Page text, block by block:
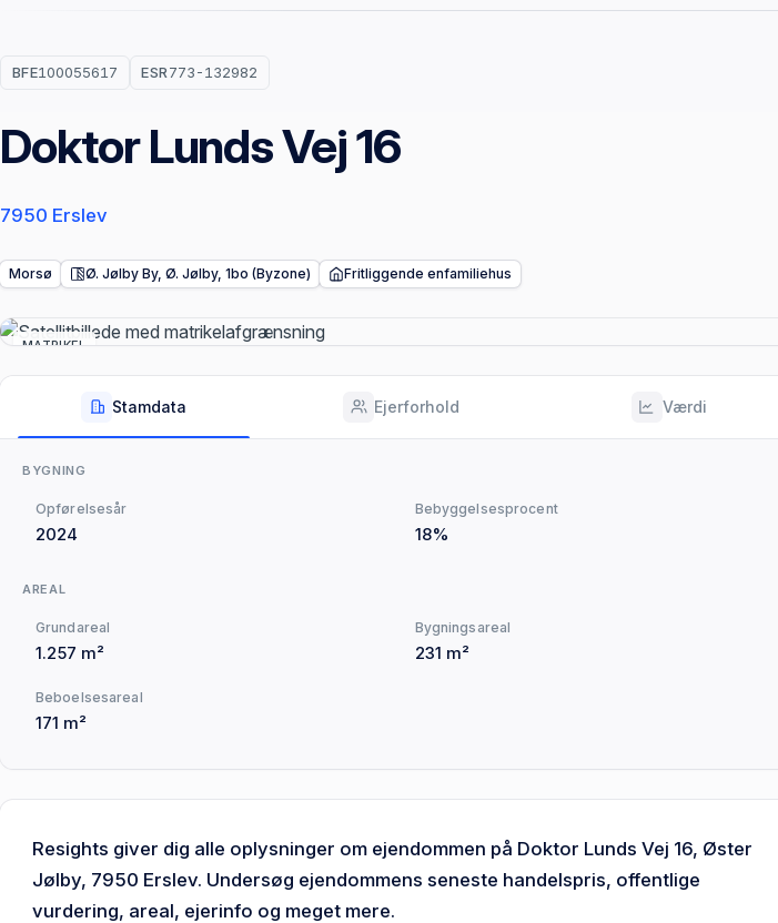
BFE100055617 ESR773-132982
Doktor Lunds Vej 16
7950 Erslev
Morsø Ø. Jølby By, Ø. Jølby, 1bo (Byzone) Fritliggende enfamiliehus
MATRIKEL
Stamdata Ejerforhold Værdi
BYGNING
Opførelsesår
2024
Bebyggelsesprocent
18%
AREAL
Grundareal
1.257 m²
Bygningsareal
231 m²
Beboelsesareal
171 m²
Resights giver dig alle oplysninger om ejendommen på Doktor Lunds Vej 16, Øster
Jølby, 7950 Erslev. Undersøg ejendommens seneste handelspris, offentlige
vurdering, areal, ejerinfo og meget mere.